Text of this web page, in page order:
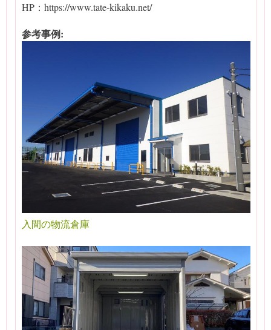
HP：https://www.tate-kikaku.net/
参考事例:
入間の物流倉庫